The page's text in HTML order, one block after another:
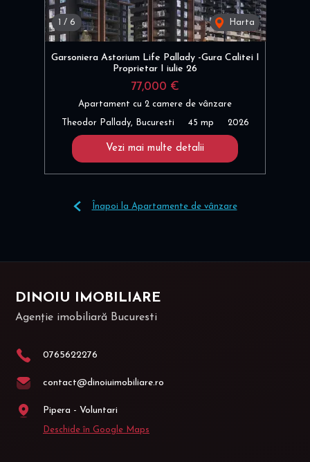
1 / 6 Harta
Garsoniera Astorium Life Pallady -Gura Calitei I
Proprietar I iulie 26
77,000 €
Apartament cu 2 camere de vânzare
Theodor Pallady, Bucuresti 45 mp 2026
Vezi mai multe detalii
Înapoi la Apartamente de vânzare
DINOIU IMOBILIARE
Agenție imobiliară Bucuresti
0765622276
contact@dinoiuimobiliare.ro
Pipera - Voluntari
Deschide în Google Maps